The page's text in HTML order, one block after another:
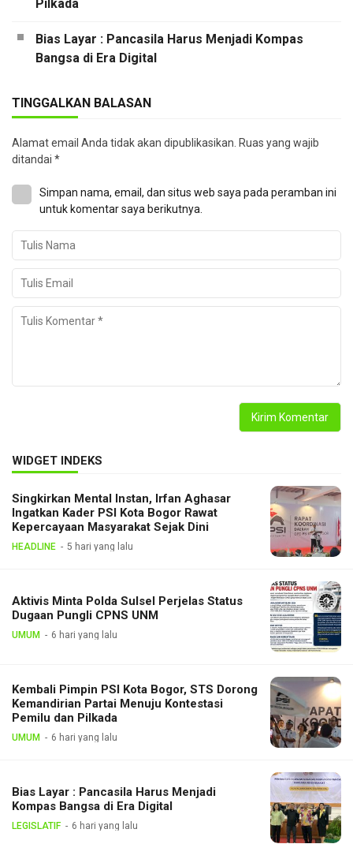
Pilkada
Bias Layar : Pancasila Harus Menjadi Kompas
Bangsa di Era Digital
TINGGALKAN BALASAN
Alamat email Anda tidak akan dipublikasikan. Ruas yang wajib
ditandai *
Simpan nama, email, dan situs web saya pada peramban ini
untuk komentar saya berikutnya.
WIDGET INDEKS
Singkirkan Mental Instan, Irfan Aghasar
Ingatkan Kader PSI Kota Bogor Rawat
Kepercayaan Masyarakat Sejak Dini
HEADLINE 5 hari yang lalu
Aktivis Minta Polda Sulsel Perjelas Status
Dugaan Pungli CPNS UNM
UMUM 6 hari yang lalu
Kembali Pimpin PSI Kota Bogor, STS Dorong
Kemandirian Partai Menuju Kontestasi
Pemilu dan Pilkada
UMUM 6 hari yang lalu
Bias Layar : Pancasila Harus Menjadi
Kompas Bangsa di Era Digital
LEGISLATIF 6 hari yang lalu